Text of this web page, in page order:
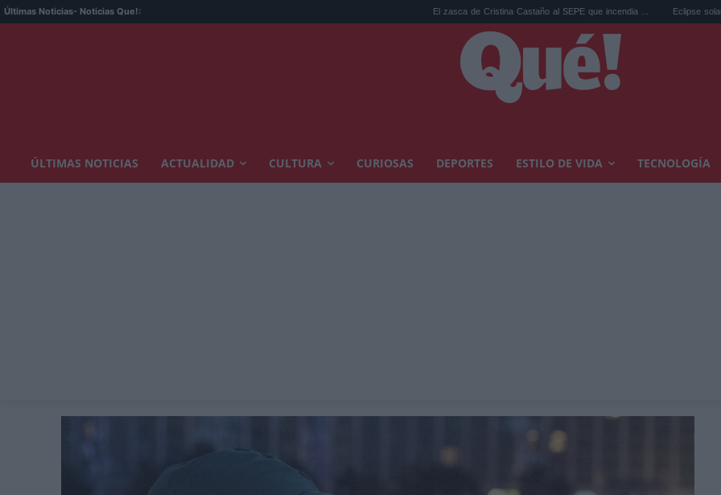
Últimas Noticias- Noticias Que!: El zasca de Cristina Castaño al SEPE que incendia ... Eclipse solar: la RSCE pide no
ÚLTIMAS NOTICIAS ACTUALIDAD CULTURA CURIOSAS DEPORTES ESTILO DE VIDA TECNOLOGÍA